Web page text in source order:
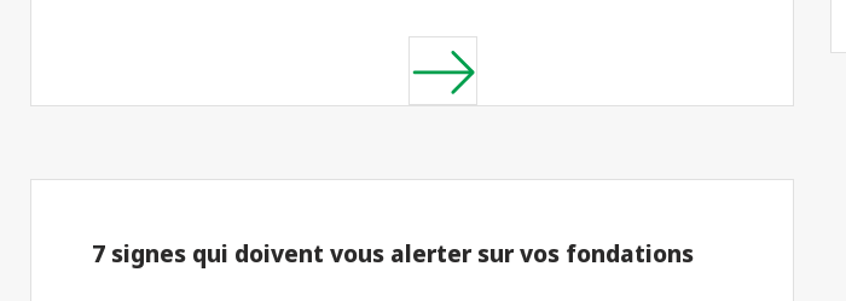
7 signes qui doivent vous alerter sur vos fondations